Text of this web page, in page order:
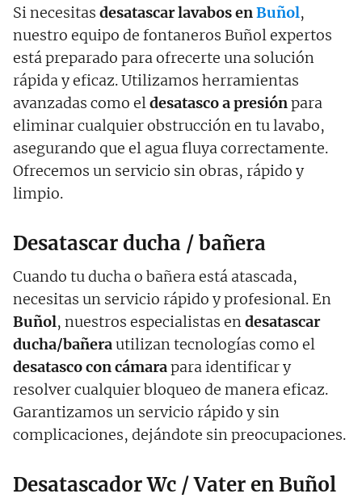
Si necesitas desatascar lavabos enBuñol,
nuestro equipo de fontaneros Buñol expertos
está preparado para ofrecerte una solución
rápida y eficaz. Utilizamos herramientas
avanzadas como eldesatasco a presiónpara
eliminar cualquier obstrucción en tu lavabo,
asegurando que el agua fluya correctamente.
Ofrecemos un servicio sin obras, rápido y
limpio.
Desatascar ducha / bañera
Cuando tu ducha o bañera está atascada,
necesitas un servicio rápido y profesional. En
Buñol, nuestros especialistas endesatascar
ducha/bañerautilizan tecnologías como el
desatasco con cámarapara identificar y
resolver cualquier bloqueo de manera eficaz.
Garantizamos un servicio rápido y sin
complicaciones, dejándote sin preocupaciones.
Desatascador Wc / Vater en Buñol